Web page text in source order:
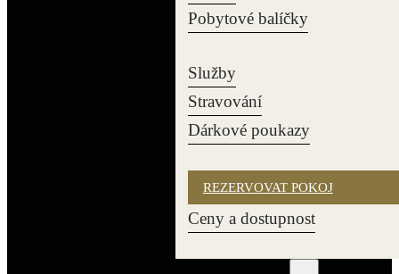
Pobytové balíčky
Služby
Stravování
Dárkové poukazy
REZERVOVAT POKOJ
Ceny a dostupnost